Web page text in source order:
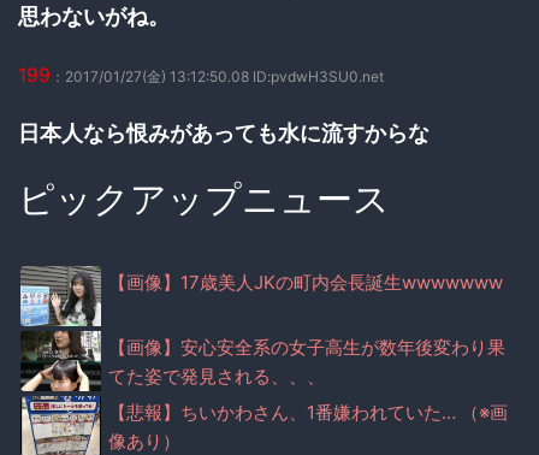
思わないがね。
199 ：2017/01/27(金) 13:12:50.08 ID:pvdwH3SU0.net
日本人なら恨みがあっても水に流すからな
ピックアップニュース
【画像】17歳美人JKの町内会長誕生wwwwwww
【画像】安心安全系の女子高生が数年後変わり果
てた姿で発見される、、、
【悲報】ちいかわさん、1番嫌われていた… （※画
像あり）